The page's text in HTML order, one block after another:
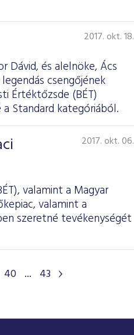
2017. okt. 18.
Dávid, és alelnöke, Ács
csengőjének
Értéktőzsde (BÉT)
Standard kategóriából.
2017. okt. 06.
valamint a Magyar
valamint a
szeretné tevékenységét
40 ... 43